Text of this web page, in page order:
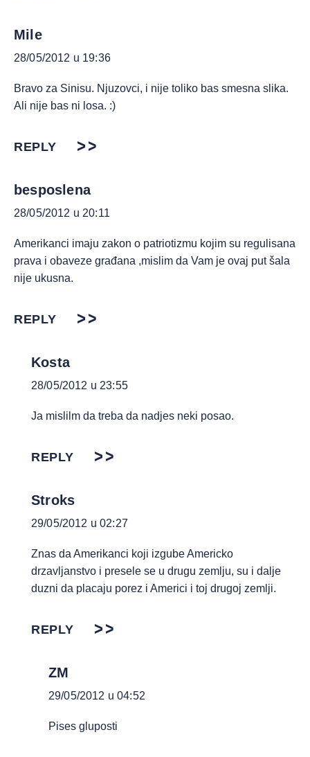
Mile
28/05/2012 u 19:36
Bravo za Sinisu. Njuzovci, i nije toliko bas smesna slika.
Ali nije bas ni losa. :)
REPLY
besposlena
28/05/2012 u 20:11
Amerikanci imaju zakon o patriotizmu kojim su regulisana
prava i obaveze građana ,mislim da Vam je ovaj put šala
nije ukusna.
REPLY
Kosta
28/05/2012 u 23:55
Ja mislilm da treba da nadjes neki posao.
REPLY
Stroks
29/05/2012 u 02:27
Znas da Amerikanci koji izgube Americko
drzavljanstvo i presele se u drugu zemlju, su i dalje
duzni da placaju porez i Americi i toj drugoj zemlji.
REPLY
ZM
29/05/2012 u 04:52
Pises gluposti